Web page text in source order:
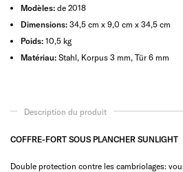
Modèles: de 2018
Dimensions: 34,5 cm x 9,0 cm x 34,5 cm
Poids: 10,5 kg
Matériau: Stahl, Korpus 3 mm, Tür 6 mm
Description du produit
COFFRE-FORT SOUS PLANCHER SUNLIGHT
Double protection contre les cambriolages: